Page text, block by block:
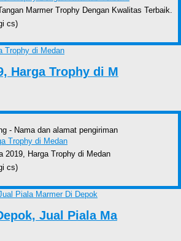
Marmer Trophy Dengan Kwalitas Terbaik.
cs)
Harga Trophy di M
- Nama dan alamat pengiriman
2019, Harga Trophy di Medan
cs)
Jual Piala Ma